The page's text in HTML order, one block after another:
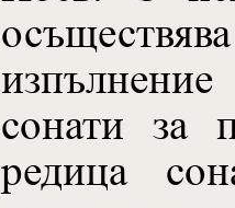
сонати за
редица